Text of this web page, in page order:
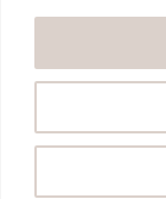
od144.00